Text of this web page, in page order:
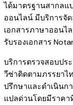
ได้มาตรฐานสากลแ
ออนไลน์ มีบริการจั
เอกสารภาษาออนไ
รับรองเอกสาร
บริการตรวจสอบปร
วีซ่าติดตามภรรยาไ
ปรึกษาและดำเนินก
แปลด่วนโดยมีราคา